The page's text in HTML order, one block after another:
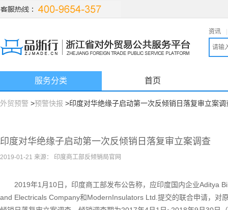
资讯
服务分类 首页
外贸预警 >预警快报 >印度对华绝缘子启动第一次反倾销日落复审立案调
印度对华绝缘子启动第一次反倾销日落复审立案调查
2019-01-21 来源： 印度商工部反倾销局官网
2019年1月10日，印度商工部发布公告称，应印度国内企业Aditya
and Electricals Company和ModernInsulators Ltd.提交的联合申请，对